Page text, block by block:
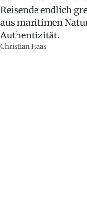
Reisende endlich
aus maritimen
Authentizität.
Christian Haas